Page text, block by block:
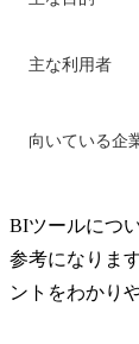
主な利用者
向いている企
BIツールにつ
参考になりま
ントをわかり